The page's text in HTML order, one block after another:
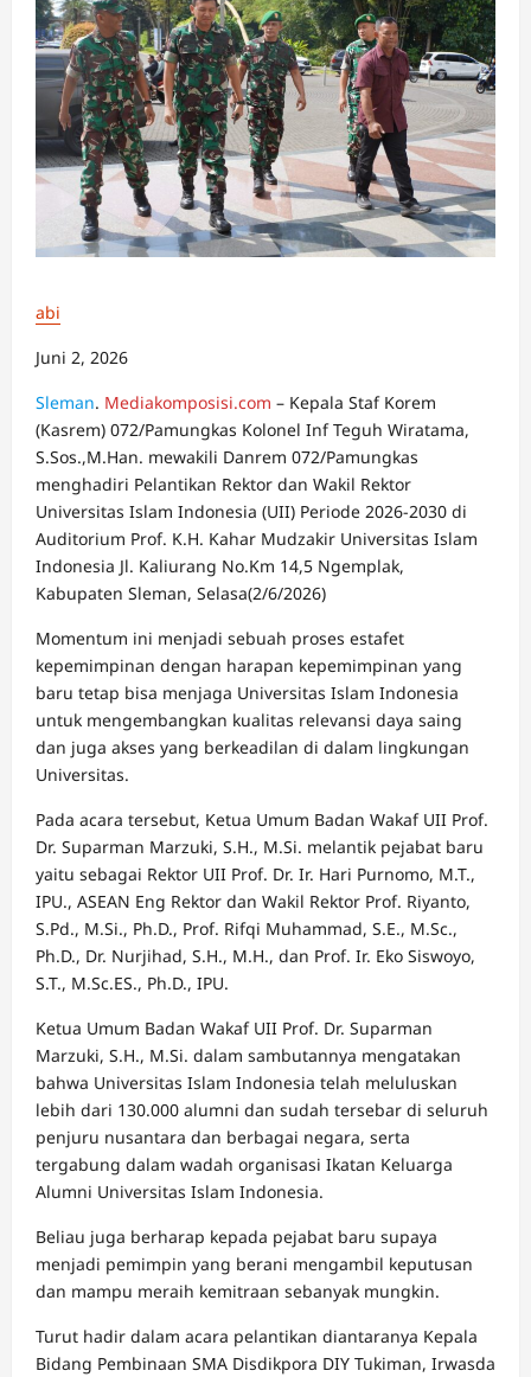
abi
Juni 2, 2026
Sleman. Mediakomposisi.com – Kepala Staf Korem
(Kasrem) 072/Pamungkas Kolonel Inf Teguh Wiratama,
S.Sos.,M.Han. mewakili Danrem 072/Pamungkas
menghadiri Pelantikan Rektor dan Wakil Rektor
Universitas Islam Indonesia (UII) Periode 2026-2030 di
Auditorium Prof. K.H. Kahar Mudzakir Universitas Islam
Indonesia Jl. Kaliurang No.Km 14,5 Ngemplak,
Kabupaten Sleman, Selasa(2/6/2026)
Momentum ini menjadi sebuah proses estafet
kepemimpinan dengan harapan kepemimpinan yang
baru tetap bisa menjaga Universitas Islam Indonesia
untuk mengembangkan kualitas relevansi daya saing
dan juga akses yang berkeadilan di dalam lingkungan
Universitas.
Pada acara tersebut, Ketua Umum Badan Wakaf UII Prof.
Dr. Suparman Marzuki, S.H., M.Si. melantik pejabat baru
yaitu sebagai Rektor UII Prof. Dr. Ir. Hari Purnomo, M.T.,
IPU., ASEAN Eng Rektor dan Wakil Rektor Prof. Riyanto,
S.Pd., M.Si., Ph.D., Prof. Rifqi Muhammad, S.E., M.Sc.,
Ph.D., Dr. Nurjihad, S.H., M.H., dan Prof. Ir. Eko Siswoyo,
S.T., M.Sc.ES., Ph.D., IPU.
Ketua Umum Badan Wakaf UII Prof. Dr. Suparman
Marzuki, S.H., M.Si. dalam sambutannya mengatakan
bahwa Universitas Islam Indonesia telah meluluskan
lebih dari 130.000 alumni dan sudah tersebar di seluruh
penjuru nusantara dan berbagai negara, serta
tergabung dalam wadah organisasi Ikatan Keluarga
Alumni Universitas Islam Indonesia.
Beliau juga berharap kepada pejabat baru supaya
menjadi pemimpin yang berani mengambil keputusan
dan mampu meraih kemitraan sebanyak mungkin.
Turut hadir dalam acara pelantikan diantaranya Kepala
Bidang Pembinaan SMA Disdikpora DIY Tukiman, Irwasda